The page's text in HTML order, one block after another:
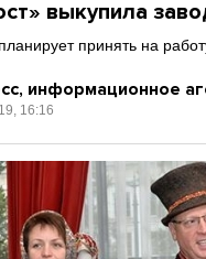
выкупила
принять на
информационное
16:16